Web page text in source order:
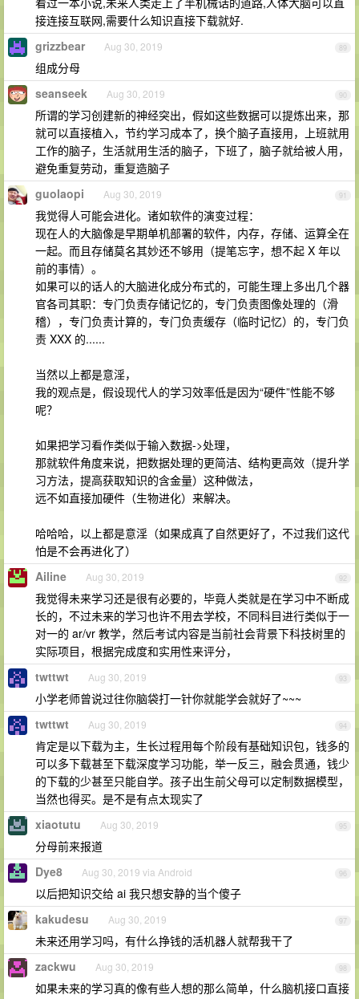
接连接互联网,需要什么知识直接下载就好.
89
grizzbear Aug 30, 2019
组成分母
90
seanseek Aug 30, 2019
所谓的学习创建新的神经突出，假如这些数据可以提炼出来，那
就可以直接植入，节约学习成本了，换个脑子直接用，上班就用
工作的脑子，生活就用生活的脑子，下班了，脑子就给被人用，
避免重复劳动，重复造脑子
91
guolaopi Aug 30, 2019
我觉得人可能会进化。诸如软件的演变过程：
现在人的大脑像是早期单机部署的软件，内存，存储、运算全在
一起。而且存储莫名其妙还不够用（提笔忘字，想不起 X 年以
前的事情）。
如果可以的话人的大脑进化成分布式的，可能生理上多出几个器
官各司其职：专门负责存储记忆的，专门负责图像处理的（滑
稽），专门负责计算的，专门负责缓存（临时记忆）的，专门负
责 XXX 的......
当然以上都是意淫，
我的观点是，假设现代人的学习效率低是因为“硬件”性能不够
呢？
如果把学习看作类似于输入数据->处理，
那就软件角度来说，把数据处理的更简洁、结构更高效（提升学
习方法，提高获取知识的含金量）这种做法，
远不如直接加硬件（生物进化）来解决。
哈哈哈，以上都是意淫（如果成真了自然更好了，不过我们这代
怕是不会再进化了）
92
Ailine Aug 30, 2019
我觉得未来学习还是很有必要的，毕竟人类就是在学习中不断成
长的，不过未来的学习也许不用去学校，不同科目进行类似于一
对一的 ar/vr 教学，然后考试内容是当前社会背景下科技树里的
实际项目，根据完成度和实用性来评分，
93
twttwt Aug 30, 2019
小学老师曾说过往你脑袋打一针你就能学会就好了~~~
94
twttwt Aug 30, 2019
肯定是以下载为主，生长过程用每个阶段有基础知识包，钱多的
可以多下载甚至下载深度学习功能，举一反三，融会贯通，钱少
的下载的少甚至只能自学。孩子出生前父母可以定制数据模型，
当然也得买。是不是有点太现实了
95
xiaotutu Aug 30, 2019
分母前来报道
96
Dye8 Aug 30, 2019 via Android
以后把知识交给 ai 我只想安静的当个傻子
97
kakudesu Aug 30, 2019
未来还用学习吗，有什么挣钱的活机器人就帮我干了
98
zackwu Aug 30, 2019
如果未来的学习真的像有些人想的那么简单，什么脑机接口直接